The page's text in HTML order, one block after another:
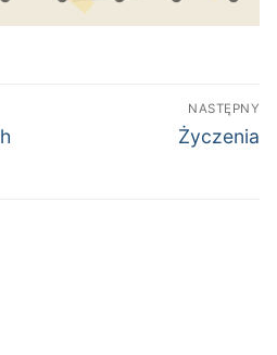
NASTĘPNY
Następny
Życzenia